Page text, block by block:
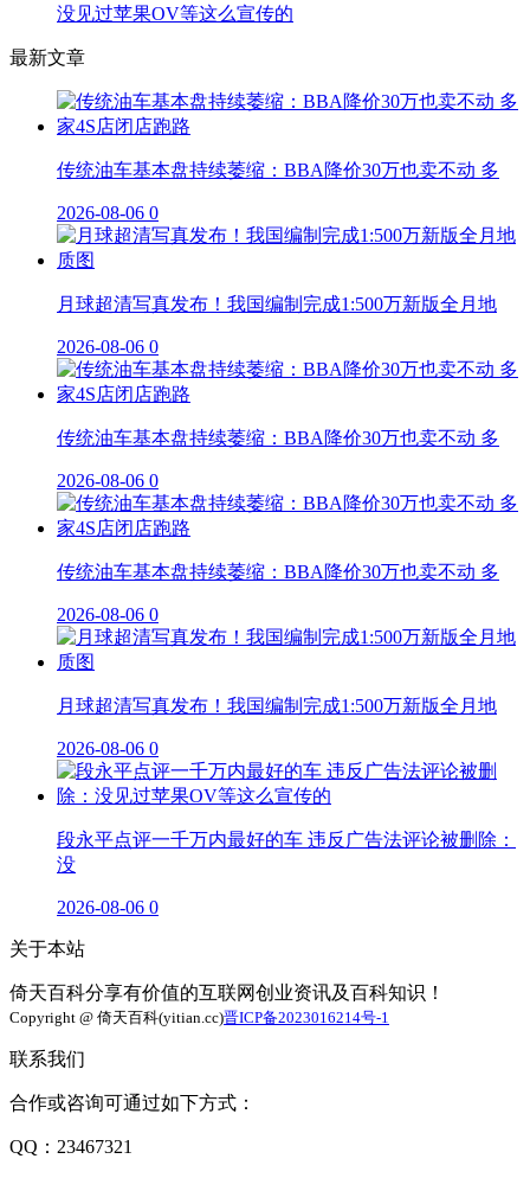
没见过苹果OV等这么宣传的
最新文章
传统油车基本盘持续萎缩：BBA降价30万也卖不动 多
2026-08-06 0
月球超清写真发布！我国编制完成1:500万新版全月地
2026-08-06 0
传统油车基本盘持续萎缩：BBA降价30万也卖不动 多
2026-08-06 0
传统油车基本盘持续萎缩：BBA降价30万也卖不动 多
2026-08-06 0
月球超清写真发布！我国编制完成1:500万新版全月地
2026-08-06 0
段永平点评一千万内最好的车 违反广告法评论被删除：
没
2026-08-06 0
关于本站
倚天百科分享有价值的互联网创业资讯及百科知识！
Copyright @ 倚天百科(yitian.cc)晋ICP备2023016214号-1
联系我们
合作或咨询可通过如下方式：
QQ：23467321